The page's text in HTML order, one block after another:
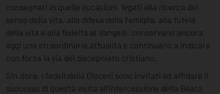
consegnati in quelle occasioni, legati alla ricerca del
senso della vita, alla difesa della famiglia, alla tutela
della vita e alla fedeltà al Vangelo, conservano ancora
oggi una straordinaria attualità e continuano a indicare
con forza la via del discepolato cristiano.
Sin d’ora, i fedeli della Diocesi sono invitati ad affidare il
successo di questa visita all’intercessione della Beata